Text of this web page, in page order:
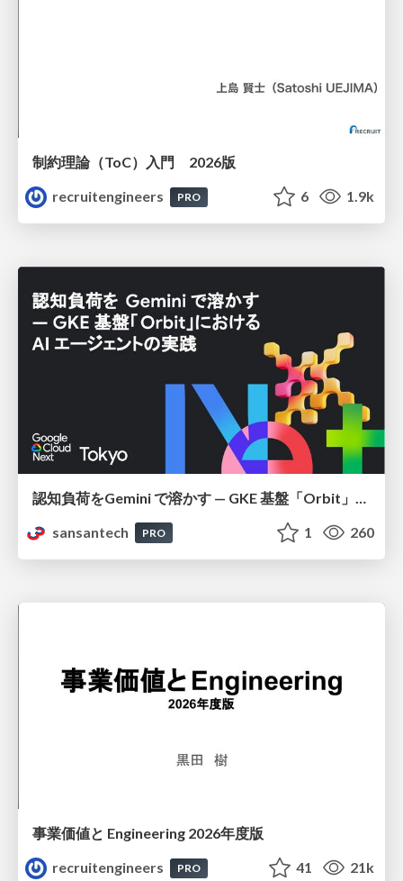
制約理論（ToC）入門 2026版
recruitengineers
PRO 6 1.9k
sansantech
PRO 1 260
事業価値と Engineering 2026年度版
recruitengineers
PRO 41 21k